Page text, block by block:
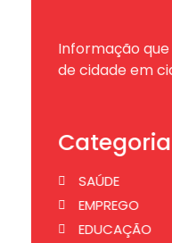
Informação
de cidade em
Categoria
SAÚDE
EMPREGO
EDUCAÇÃO